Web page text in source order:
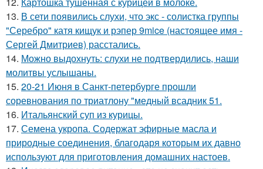
13. В сети появились слухи, что экс - солистка группы
"Серебро" катя кищук и рэпер 9mice (настоящее имя -
Сергей Дмитриев) расстались.
14. Можно выдохнуть: слухи не подтвердились, наши
молитвы услышаны.
15. 20-21 Июня в Санкт-петербурге прошли
соревнования по триатлону "медный всадник 51.
16. Итальянский суп из курицы.
17. Семена укропа. Содержат эфирные масла и
природные соединения, благодаря которым их давно
используют для приготовления домашних настоев.